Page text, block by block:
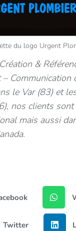
du logo Urgent
&
Communication
le Var (83) et
nos clients
mais aussi
Twitter